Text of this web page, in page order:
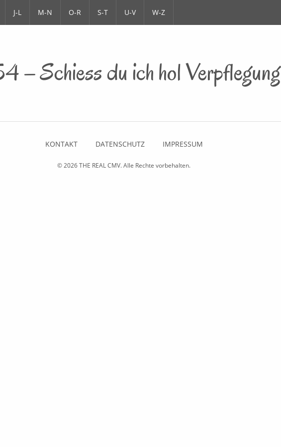
J-L M-N O-R S-T U-V W-Z
– Schiess du ich hol Verpflegung
KONTAKT DATENSCHUTZ IMPRESSUM
© 2026THE REAL CMV. Alle Rechte vorbehalten.